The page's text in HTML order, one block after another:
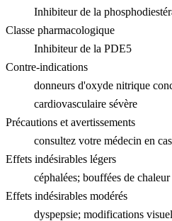
Inhibiteur de la
Classe pharmacologique
Inhibiteur de la PDE5
Contre-indications
donneurs d'oxyde nitrique
cardiovasculaire sévère
Précautions et avertissements
consultez votre médecin en
Effets indésirables légers
céphalées; bouffées de chaleur
Effets indésirables modérés
dyspepsie; modifications